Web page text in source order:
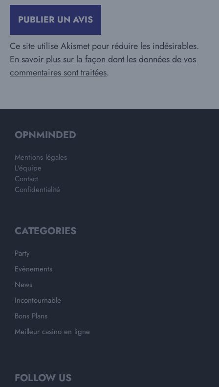
Ce site utilise Akismet pour réduire les indésirables.
En savoir plus sur la façon dont les données de vos
commentaires sont traitées.
OPNMINDED
Mentions légales
L'équipe
Contact
Confidentialité
CATEGORIES
Party
Evènements
News
Incontournable
Bons Plans
Meilleur casino en ligne
FOLLOW US